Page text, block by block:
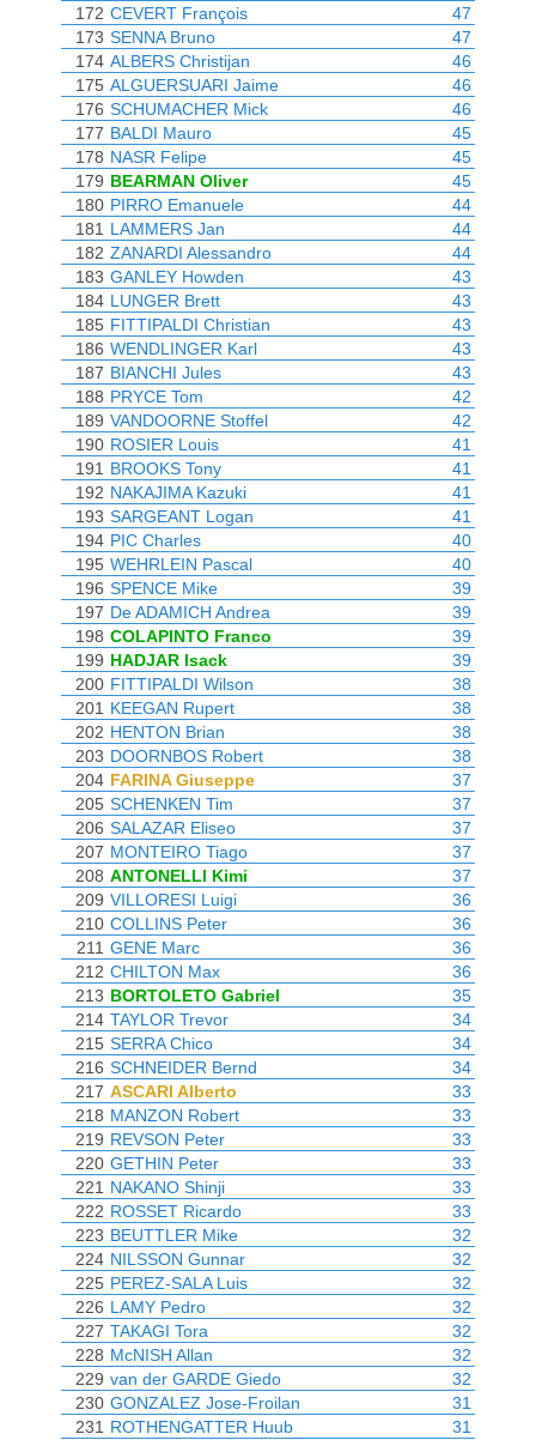
172 CEVERT François
47
173 SENNA Bruno
47
174 ALBERS Christijan
46
175 ALGUERSUARI Jaime
46
176 SCHUMACHER Mick
46
177 BALDI Mauro
45
178 NASR Felipe
45
179 BEARMAN Oliver
45
180 PIRRO Emanuele
44
181 LAMMERS Jan
44
182 ZANARDI Alessandro
44
183 GANLEY Howden
43
184 LUNGER Brett
43
185 FITTIPALDI Christian
43
186 WENDLINGER Karl
43
187 BIANCHI Jules
43
188 PRYCE Tom
42
189 VANDOORNE Stoffel
42
190 ROSIER Louis
41
191 BROOKS Tony
41
192 NAKAJIMA Kazuki
41
193 SARGEANT Logan
41
194 PIC Charles
40
195 WEHRLEIN Pascal
40
196 SPENCE Mike
39
197 De ADAMICH Andrea
39
198 COLAPINTO Franco
39
199 HADJAR Isack
39
200 FITTIPALDI Wilson
38
201 KEEGAN Rupert
38
202 HENTON Brian
38
203 DOORNBOS Robert
38
204 FARINA Giuseppe
37
205 SCHENKEN Tim
37
206 SALAZAR Eliseo
37
207 MONTEIRO Tiago
37
208 ANTONELLI Kimi
37
209 VILLORESI Luigi
36
210 COLLINS Peter
36
211 GENE Marc
36
212 CHILTON Max
36
213 BORTOLETO Gabriel
35
214 TAYLOR Trevor
34
215 SERRA Chico
34
216 SCHNEIDER Bernd
34
217 ASCARI Alberto
33
218 MANZON Robert
33
219 REVSON Peter
33
220 GETHIN Peter
33
221 NAKANO Shinji
33
222 ROSSET Ricardo
33
223 BEUTTLER Mike
32
224 NILSSON Gunnar
32
225 PEREZ-SALA Luis
32
226 LAMY Pedro
32
227 TAKAGI Tora
32
228 McNISH Allan
32
229 van der GARDE Giedo
32
230 GONZALEZ Jose-Froilan
31
231 ROTHENGATTER Huub
31